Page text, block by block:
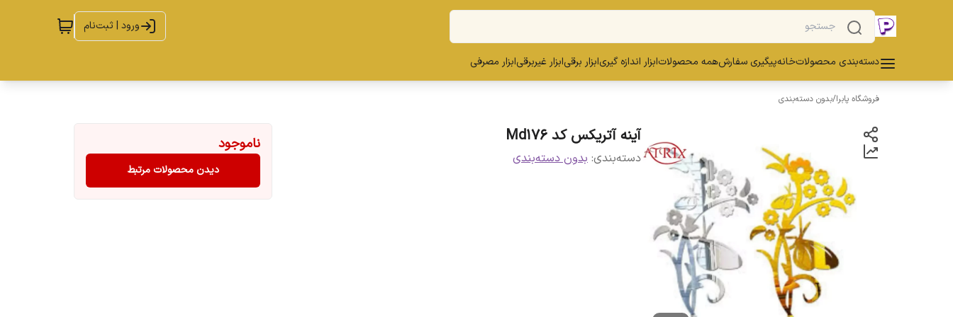
ورود | ثبت‌نام
دسته‌بندی محصولاتخانهپیگیری سفارشهمه محصولاتابزار اندازه گیریابزار برقیابزار غیربرقیابزار مصرفی
فروشگاه پابرا/بدون دسته‌بندی
آینه آتریکس کد Md176
دسته‌بندی: بدون دسته‌بندی
ناموجود
دیدن محصولات مرتبط